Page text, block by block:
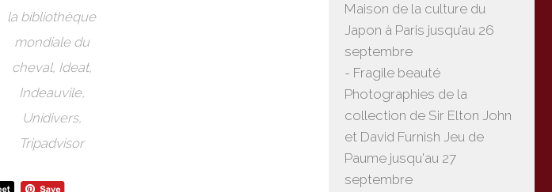
la bibliothèque
mondiale du
cheval, Ideat,
Indeauvile,
Unidivers,
Tripadvisor
Maison de la culture du
Japon à Paris jusqu’au 26
septembre
- Fragile beauté
Photographies de la
collection de Sir Elton John
et David Furnish Jeu de
Paume jusqu'au 27
septembre